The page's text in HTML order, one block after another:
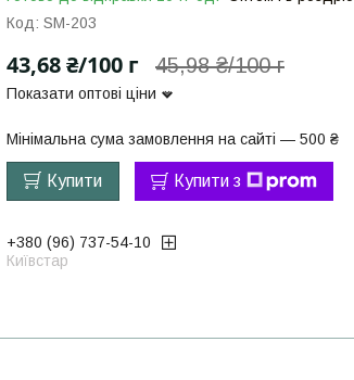
Код: SM-203
45,98 ₴/100 г
43,68 ₴/100 г
Показати оптові ціни
Мінімальна сума замовлення на сайті — 500 ₴
Купити Купити з
+380 (96) 737-54-10
Київстар